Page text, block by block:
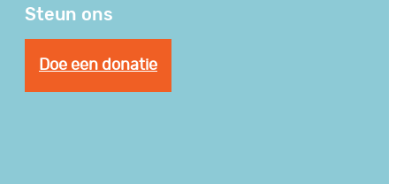
Steun ons
Doe een donatie